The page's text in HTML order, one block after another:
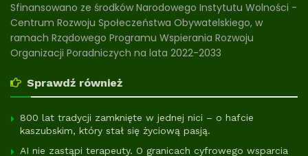
Sfinansowano ze środków Narodowego Instytutu Wolności -
Centrum Rozwoju Społeczeństwa Obywatelskiego, w
ramach Rządowego Programu Wspierania Rozwoju
Organizacji Poradniczych na lata 2022-2033
Sprawdź również
800 lat tradycji zamknięte w jednej nici – o hafcie
kaszubskim, który stał się życiową pasją.
AI nie zastąpi terapeuty. O granicach cyfrowego wsparcia